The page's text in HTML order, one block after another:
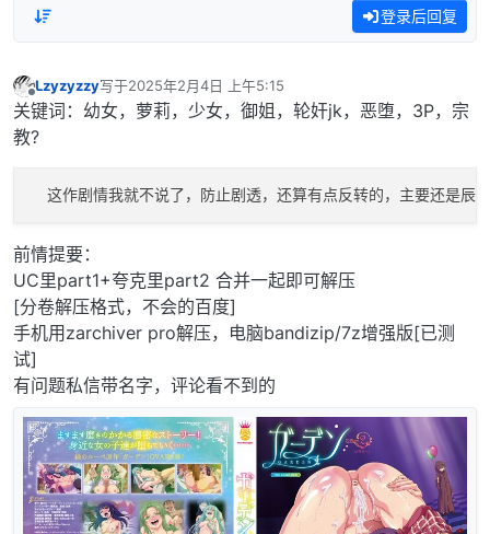
登录后回复
离线
Lzyzyzzy写于2025年2月4日 上午5:15
最后由 编辑
关键词：幼女，萝莉，少女，御姐，轮奸jk，恶堕，3P，宗
教?
这作剧情我就不说了，防止剧透，还算有点反转的，主要还是辰
前情提要：
UC里part1+夸克里part2 合并一起即可解压
[分卷解压格式，不会的百度]
手机用zarchiver pro解压，电脑bandizip/7z增强版[已测
试]
有问题私信带名字，评论看不到的